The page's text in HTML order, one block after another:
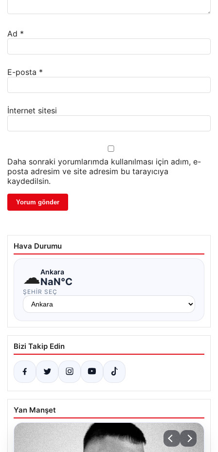
Ad *
E-posta *
İnternet sitesi
Daha sonraki yorumlarımda kullanılması için adım, e-
posta adresim ve site adresim bu tarayıcıya
kaydedilsin.
Hava Durumu
☁Ankara
NaN°C
ŞEHIR SEÇ
Bizi Takip Edin
Yan Manşet